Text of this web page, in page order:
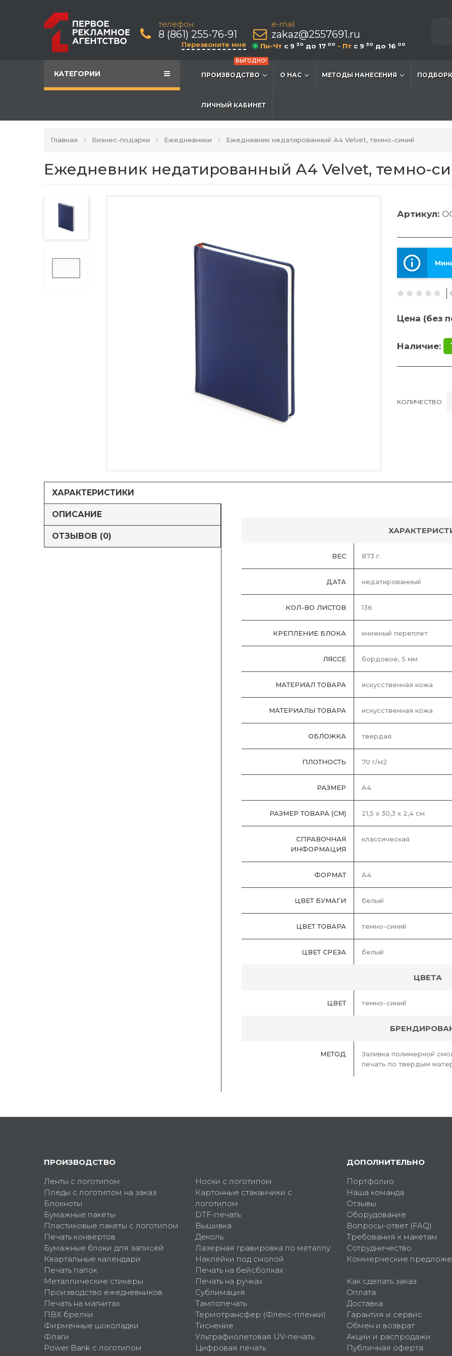
телефон:
8 (861) 255-76-91
Перезвоните мне
e-mail
zakaz@2557691.ru
Пн-Чт c 9 30 до 17 00 - Пт c 9 30 до 16 00
КАТЕГОРИИ
ВЫГОДНО!
ПРОИЗВОДСТВО О НАС МЕТОДЫ НАНЕСЕНИЯ
ЛИЧНЫЙ КАБИНЕТ
Главная Бизнес-подарки Ежедневники Ежедневник недатированный А4 Velvet, темно-синий
Ежедневник недатированный А4 Velvet, темно-
Артикул:
Цена (без
Наличие:
КОЛИЧЕСТВО
ХАРАКТЕРИСТИКИ
ОПИСАНИЕ
ОТЗЫВОВ (0)
ВЕС 873 г.
ДАТА недатированный
КОЛ-ВО ЛИСТОВ 136
КРЕПЛЕНИЕ БЛОКА книжный переплет
ЛЯССЕ бордовое, 5 мм
МАТЕРИАЛ ТОВАРА искусственная кожа
МАТЕРИАЛЫ ТОВАРА искусственная кожа
ОБЛОЖКА твердая
ПЛОТНОСТЬ 70 г/м2
РАЗМЕР A4
РАЗМЕР ТОВАРА (СМ) 21,5 х 30,3 х 2,4 см
СПРАВОЧНАЯ
ИНФОРМАЦИЯ
классическая
ФОРМАТ A4
ЦВЕТ БУМАГИ белый
ЦВЕТ ТОВАРА темно-синий
ЦВЕТ СРЕЗА белый
ЦВЕТА
ЦВЕТ темно-синий
МЕТОД
Заливка полимерной
печать по твердым
ПРОИЗВОДСТВО
Ленты с логотипом
Пледы с логотипом на заказ
Блокноты
Бумажные пакеты
Пластиковые пакеты с логотипом
Печать конвертов
Бумажные блоки для записей
Квартальные календари
Печать папок
Металлические стикеры
Производство ежедневников
Печать на магнитах
ПВХ брелки
Фирменные шоколадки
Флаги
Power Bank с логотипом
Носки с логотипом
Картонные стаканчики с
логотипом
DTF-печать
Вышивка
Деколь
Лазерная гравировка по металлу
Наклейки под смолой
Печать на бейсболках
Печать на ручках
Сублимация
Тампопечать
Термотрансфер (Флекс-пленки)
Тиснение
Ультрафиолетовая UV-печать
Цифровая печать
ДОПОЛНИТЕЛЬНО
Портфолио
Наша команда
Отзывы
Оборудование
Вопросы-ответ (FAQ)
Требования к макетам
Сотрудничество
Коммерческие
Как сделать заказ
Оплата
Доставка
Гарантия и сервис
Обмен и возврат
Акции и распродажи
Публичная оферта